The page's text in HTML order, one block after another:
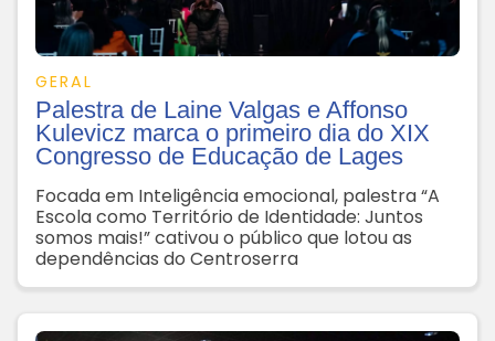
GERAL
Palestra de Laine Valgas e Affonso
Kulevicz marca o primeiro dia do XIX
Congresso de Educação de Lages
Focada em Inteligência emocional, palestra “A
Escola como Território de Identidade: Juntos
somos mais!” cativou o público que lotou as
dependências do Centroserra